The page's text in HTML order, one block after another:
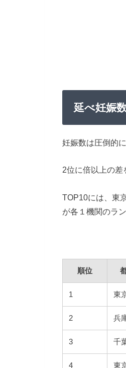
延べ妊娠
妊娠数は圧倒的
2位に倍以上の差
TOP10には、東
が各１機関のラ
順位
1 東
2 兵
3 千
4 東